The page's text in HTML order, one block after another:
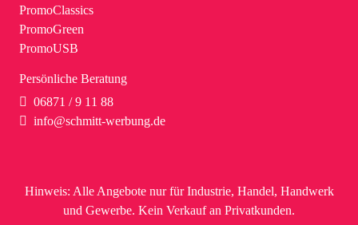
PromoClassics
PromoGreen
PromoUSB
Persönliche Beratung
06871 / 9 11 88
info@schmitt-werbung.de
Hinweis: Alle Angebote nur für Industrie, Handel, Handwerk
und Gewerbe. Kein Verkauf an Privatkunden.